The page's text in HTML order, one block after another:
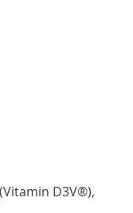
D3V®),